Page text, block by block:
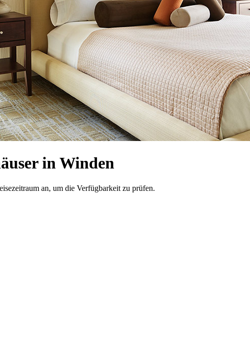
in Winden
an, um die Verfügbarkeit zu prüfen.